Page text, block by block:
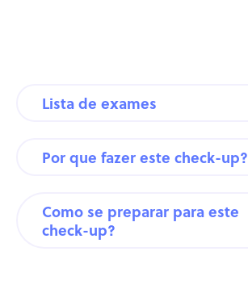
Lista de exames
Por que fazer este check-up?
Como se preparar para este
check-up?